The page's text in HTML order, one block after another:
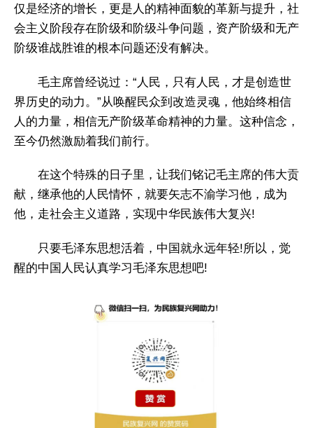
仅是经济的增长，更是人的精神面貌的革新与提升，社
会主义阶段存在阶级和阶级斗争问题，资产阶级和无产
阶级谁战胜谁的根本问题还没有解决。
毛主席曾经说过：“人民，只有人民，才是创造世
界历史的动力。”从唤醒民众到改造灵魂，他始终相信
人的力量，相信无产阶级革命精神的力量。这种信念，
至今仍然激励着我们前行。
在这个特殊的日子里，让我们铭记毛主席的伟大贡
献，继承他的人民情怀，就要矢志不渝学习他，成为
他，走社会主义道路，实现中华民族伟大复兴!
只要毛泽东思想活着，中国就永远年轻!所以，觉
醒的中国人民认真学习毛泽东思想吧!